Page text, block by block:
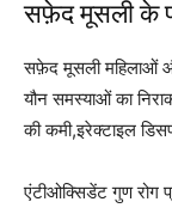
सफ़ेद मूसली के
सफ़ेद मूसली महिलाओं
यौन समस्याओं का
की कमी,इरेक्टाइल
एंटीओक्सिडेंट गुण रोग